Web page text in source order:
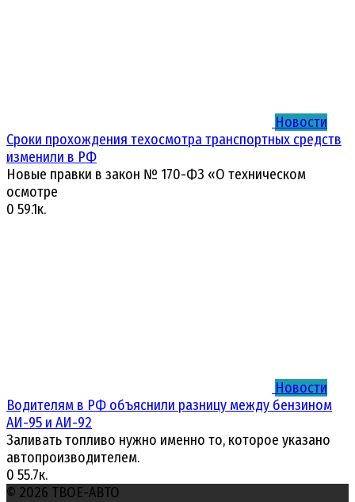
Новости
Сроки прохождения техосмотра транспортных средств
изменили в РФ
Новые правки в закон № 170-ФЗ «О техническом
осмотре
0 59.1к.
Новости
Водителям в РФ объяснили разницу между бензином
АИ-95 и АИ-92
Заливать топливо нужно именно то, которое указано
автопроизводителем.
0 55.7к.
© 2026 ТВОЕ-АВТО